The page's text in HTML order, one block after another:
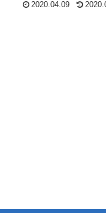
2020.04.09